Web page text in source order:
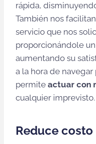
rápida,
También nos
servicio que nos
proporcionándole
aumentando su
a la hora de
permite actuar con
cualquier imprevisto.
Reduce